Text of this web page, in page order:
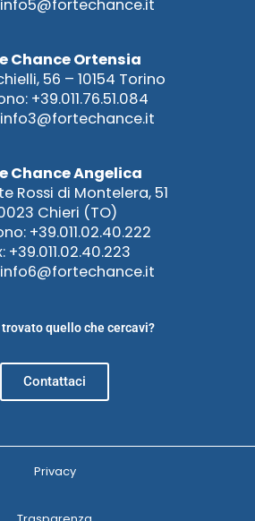
info5@fortechance.it
Chance Ortensia
56 – 10154 Torino
+39.011.76.51.084
info3@fortechance.it
Chance Angelica
Rossi di Montelera, 51
Chieri (TO)
+39.011.02.40.222
+39.011.02.40.223
info6@fortechance.it
trovato quello che cercavi?
Contattaci
Privacy